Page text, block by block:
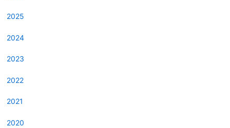
2025
2024
2023
2022
2021
2020